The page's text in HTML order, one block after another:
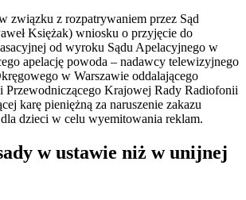
związku z rozpatrywaniem przez Sąd
Księżak) wniosku o przyjęcie do
od wyroku Sądu Apelacyjnego w
apelację powoda – nadawcy telewizyjnego
w Warszawie oddalającego
Przewodniczącego Krajowej Rady Radiofonii
karę pieniężną za naruszenie zakazu
dzieci w celu wyemitowania reklam.
w ustawie niż w unijnej